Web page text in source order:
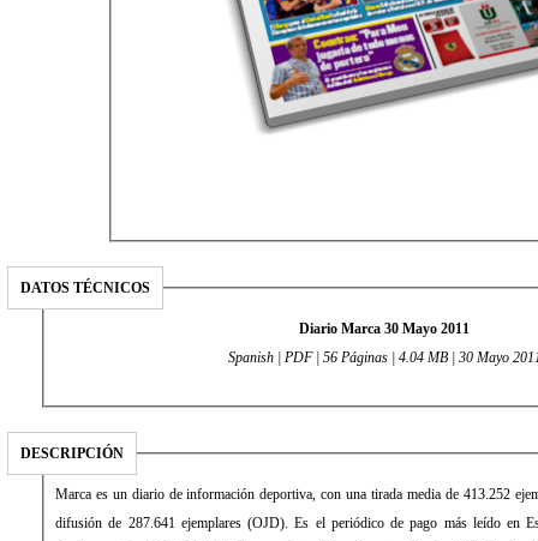
DATOS TÉCNICOS
Diario Marca 30 Mayo 2011
Spanish | PDF | 56 Páginas | 4.04 MB | 30 Mayo
DESCRIPCIÓN
Marca es un diario de información deportiva, con una tirada media de 413.252
difusión de 287.641 ejemplares (OJD). Es el periódico de pago más leído en